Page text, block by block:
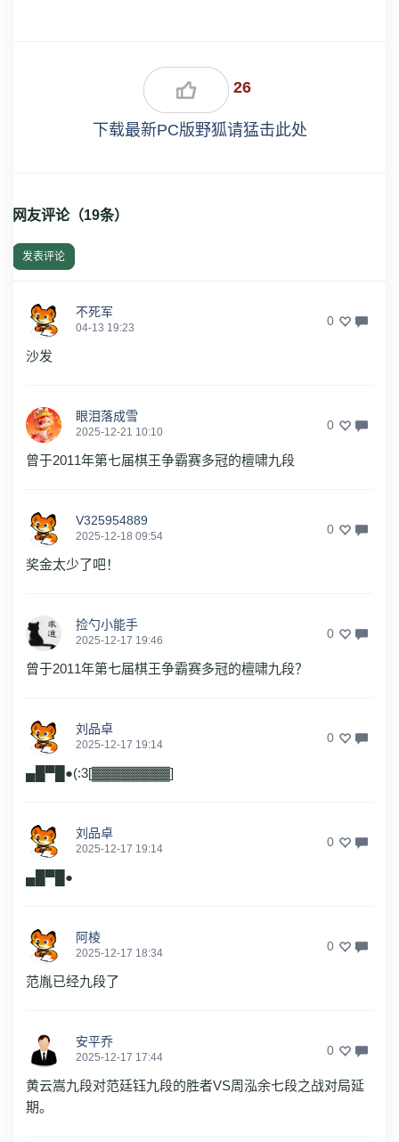
26
下载最新PC版野狐请猛击此处
网友评论（19条）
发表评论
不死军
04-13 19:23 0
沙发
眼泪落成雪
2025-12-21 10:10 0
曾于2011年第七届棋王争霸赛多冠的檀啸九段
V325954889
2025-12-18 09:54 0
奖金太少了吧！
捡勺小能手
2025-12-17 19:46 0
曾于2011年第七届棋王争霸赛多冠的檀啸九段？
刘品卓
2025-12-17 19:14 0
▄█▀█●(:3[▓▓▓▓▓▓▓▓]
刘品卓
2025-12-17 19:14 0
▄█▀█●
阿棱
2025-12-17 18:34 0
范胤已经九段了
安平乔
2025-12-17 17:44 0
黄云嵩九段对范廷钰九段的胜者VS周泓余七段之战对局延
期。